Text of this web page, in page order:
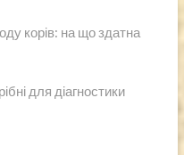
корів: на що здатна
для діагностики